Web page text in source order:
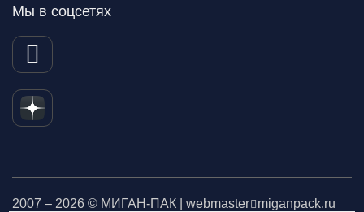
Мы в соцсетях
2007 – 2026 © МИГАН-ПАК | webmaster miganpack.ru